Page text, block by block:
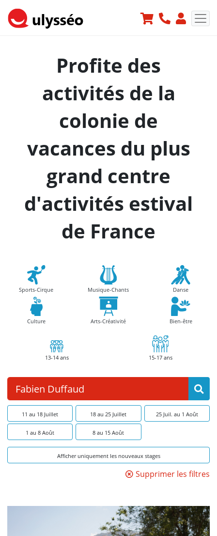
Profite des
activités de la
colonie de
vacances du plus
grand centre
d'activités estival
de France
Sports-Cirque Musique-Chants Danse
Culture Arts-Créativité Bien-être
13-14 ans 15-17 ans
11 au 18 Juillet 18 au 25 Juillet 25 Juil. au 1 Août
1 au 8 Août 8 au 15 Août
Afficher uniquement les nouveaux stages
Supprimer les filtres